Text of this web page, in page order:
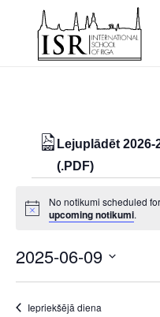
Lejuplādēt
(.PDF)
Notikumi
for
09/06/2025
Notice
No notikumi scheduled
upcoming notikumi.
2025-06-09
Select
date.Iepriekšējā diena